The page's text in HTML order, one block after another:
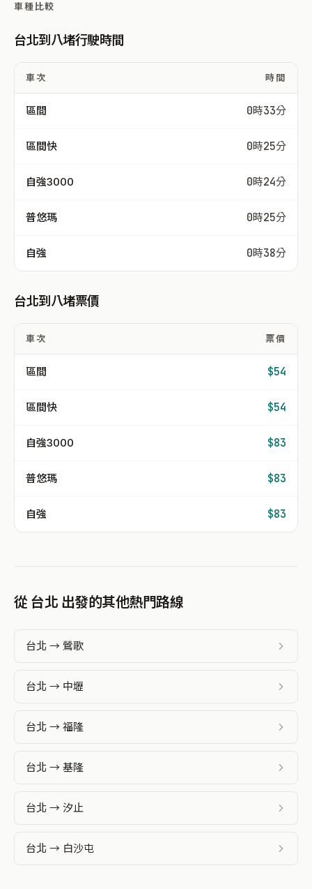
車種比較
台北到八堵行駛時間
車次 時間
區間 0時33分
區間快 0時25分
自強3000 0時24分
普悠瑪 0時25分
自強 0時38分
台北到八堵票價
車次 票價
區間 $54
區間快 $54
自強3000 $83
普悠瑪 $83
自強 $83
從 台北 出發的其他熱門路線
台北 → 鶯歌
台北 → 中壢
台北 → 福隆
台北 → 基隆
台北 → 汐止
台北 → 白沙屯